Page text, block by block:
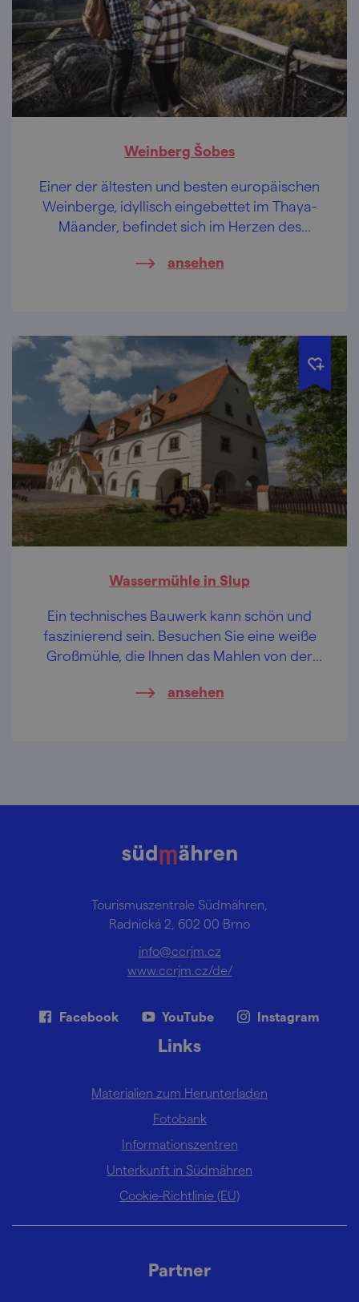
Weinberg Šobes
Einer der ältesten und besten europäischen
Weinberge, idyllisch eingebettet im Thaya-
Mäander, befindet sich im Herzen des
ansehen
Wassermühle in Slup
Ein technisches Bauwerk kann schön und
faszinierend sein. Besuchen Sie eine weiße
Großmühle, die Ihnen das Mahlen von der
ansehen
Tourismuszentrale Südmähren,
Radnická 2, 602 00 Brno
info@ccrjm.cz
www.ccrjm.cz/de/
Facebook YouTube Instagram
Links
Materialien zum Herunterladen
Fotobank
Informationszentren
Unterkunft in Südmähren
Cookie-Richtlinie (EU)
Partner